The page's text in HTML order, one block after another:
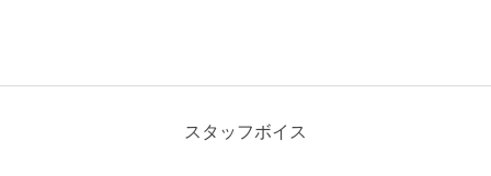
スタッフボイス